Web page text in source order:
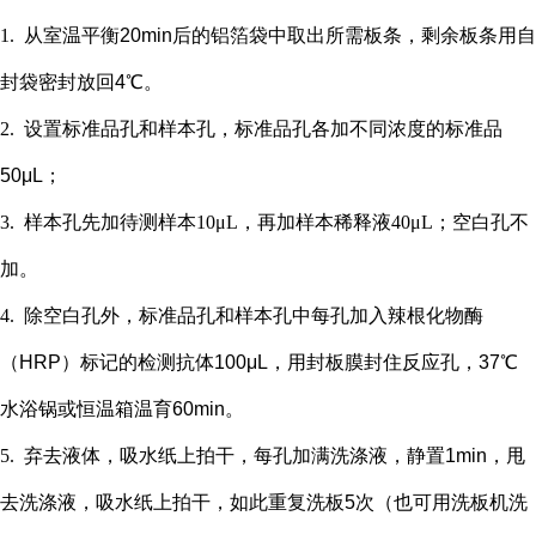
1. 从室温平衡20min后的铝箔袋中取出所需板条，剩余板条用自
封袋密封放回4℃。
2. 设置标准品孔和样本孔 ，标准品孔各加不同浓度的标准品
50μL；
3. 样本孔先加待测样本10μL，再加样本稀释液40μL； 空白孔不
加。
4. 除空白孔外， 标准品孔和样本孔中每孔加入辣根化物酶
（ HRP）标记的检测抗体100μL，用封板膜封住反应孔，37℃
水浴锅或恒温箱温育60min。
5. 弃去液体，吸水纸上拍干，每孔加满洗涤液，静置1min，甩
去洗涤液，吸水纸上拍干，如此重复洗板5次（也可用洗板机洗